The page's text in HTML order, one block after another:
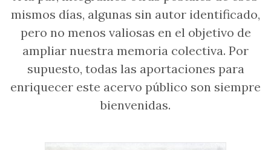
mismos días, algunas sin autor identificado,
pero no menos valiosas en el objetivo de
ampliar nuestra memoria colectiva. Por
supuesto, todas las aportaciones para
enriquecer este acervo público son siempre
bienvenidas.